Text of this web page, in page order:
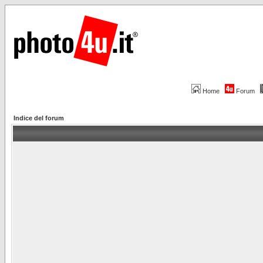
Home Forum
Indice del forum